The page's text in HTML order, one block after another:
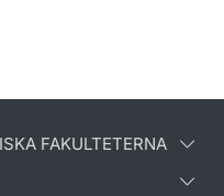
FAKULTETERNA